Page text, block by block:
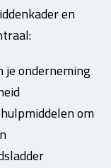
en
je onderneming
om